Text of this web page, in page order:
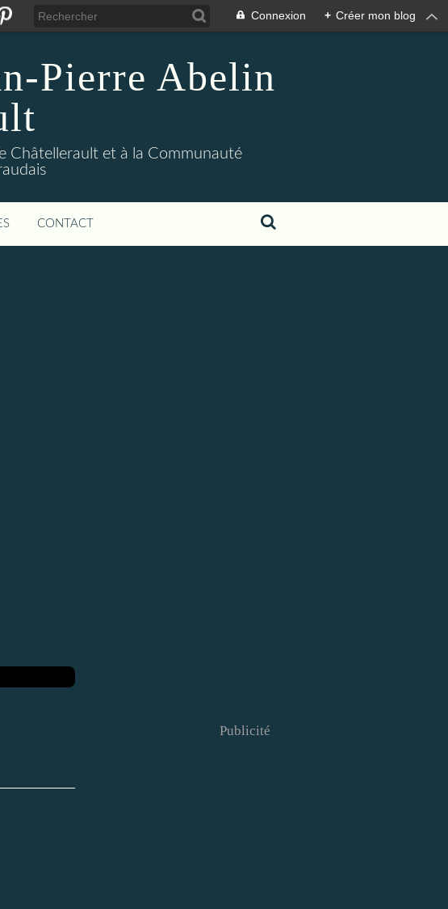
Connexion + Créer mon blog
Pierre Abelin
Châtellerault et à la Communauté
CONTACT
Publicité